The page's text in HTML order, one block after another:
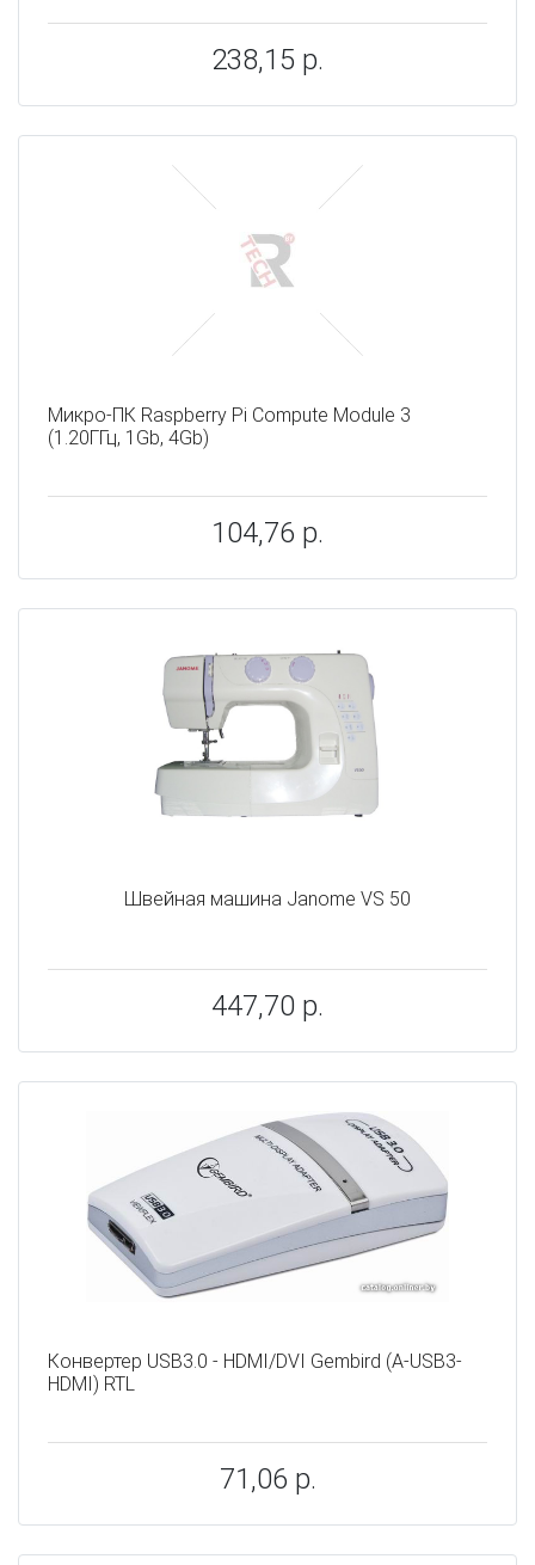
238,15 р.
Микро-ПК Raspberry Pi Compute Module 3
(1.20ГГц, 1Gb, 4Gb)
104,76 р.
Швейная машина Janome VS 50
447,70 р.
Конвертер USB3.0 - HDMI/DVI Gembird (A-USB3-
HDMI) RTL
71,06 р.